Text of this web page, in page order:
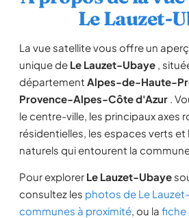
Le Lauzet-
La vue satellite vous offre un
unique de Le Lauzet-Ubaye ,
département Alpes-de-Haute-
Provence-Alpes-Côte d'Azur .
le centre-ville, les principaux axes
résidentielles, les espaces verts et
naturels qui entourent la
Pour explorer Le Lauzet-Ubaye
consultez les photos de Le
communes à proximité, ou la fiche